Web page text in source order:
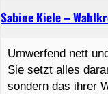
Sabine Kiele –
Umwerfend nett
Sie setzt alles
sondern das ihrer